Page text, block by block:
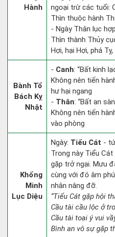
Hành
ngoại trừ các tuổi:
Thìn thuộc hành
- Ngày Thân lục
Thìn thành Thủy
Hợi, hại Hợi, phá
Bành Tổ
Bách Kỵ
Nhật
- Canh: “Bất kinh
Không nên tiến
hư hại ngang
- Thân: “Bất an
Không nên tiến
vào phòng
Khổng
Minh
Lục Diệu
Ngày: Tiểu Cát -
Trong này Tiểu
gặp trở ngại. Mưu
cùng với đó âm
nhân nâng đỡ.
“Tiểu Cát gặp hội
Cầu tài cầu lộc ở
Cầu tài toại ý vui
Bình an vô sự gặp